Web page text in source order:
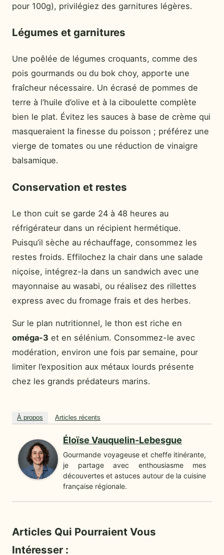
pour 100g), privilégiez des garnitures légères.
Légumes et garnitures
Une poêlée de légumes croquants, comme des
pois gourmands ou du bok choy, apporte une
fraîcheur nécessaire. Un écrasé de pommes de
terre à l’huile d’olive et à la ciboulette complète
bien le plat. Évitez les sauces à base de crème qui
masqueraient la finesse du poisson ; préférez une
vierge de tomates ou une réduction de vinaigre
balsamique.
Conservation et restes
Le thon cuit se garde 24 à 48 heures au
réfrigérateur dans un récipient hermétique.
Puisqu’il sèche au réchauffage, consommez les
restes froids. Effilochez la chair dans une salade
niçoise, intégrez-la dans un sandwich avec une
mayonnaise au wasabi, ou réalisez des rillettes
express avec du fromage frais et des herbes.
Sur le plan nutritionnel, le thon est riche en
oméga-3 et en sélénium. Consommez-le avec
modération, environ une fois par semaine, pour
limiter l’exposition aux métaux lourds présente
chez les grands prédateurs marins.
À propos Articles récents
Éloïse Vauquelin-Lebesgue
Gourmande voyageuse et cheffe itinérante,
je partage avec enthousiasme mes
découvertes et astuces autour de la cuisine
française régionale.
Articles Qui Pourraient Vous
Intéresser :